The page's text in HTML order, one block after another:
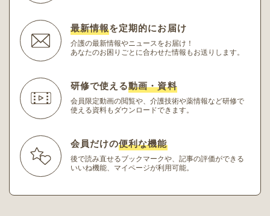
最新情報を定期的にお届け
介護の最新情報やニュースをお届け！
あなたのお困りごとに合わせた情報もお送りします。
研修で使える動画・資料
会員限定動画の閲覧や、介護技術や薬情報など研修で
使える資料もダウンロードできます。
会員だけの便利な機能
後で読み直せるブックマークや、記事の評価ができる
いいね機能、マイページが利用可能。